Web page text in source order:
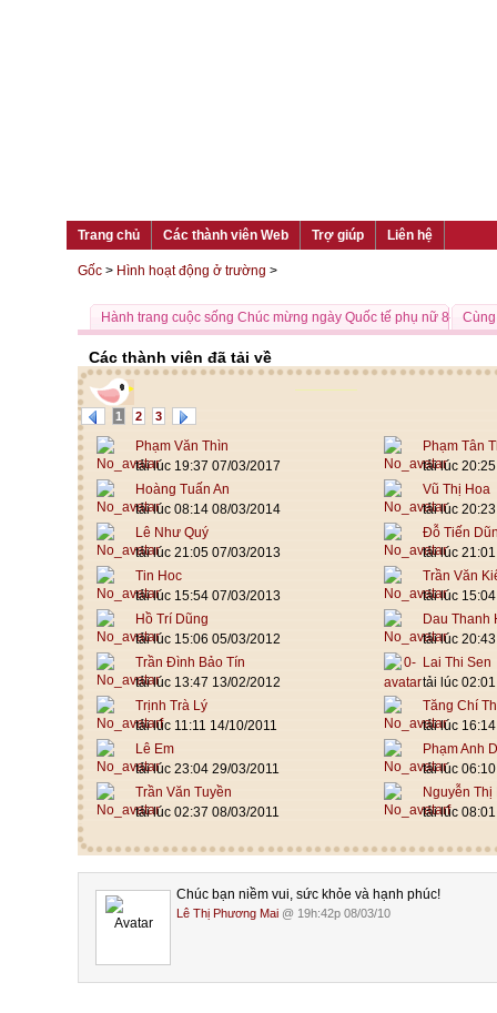
Trang chủ Các thành viên Web Trợ giúp Liên hệ
Gốc > Hình hoạt động ở trường >
Hành trang cuộc sống Chúc mừng ngày Quốc tế phụ nữ 8-3!
Các thành viên đã tải về
1 2 3
Phạm Văn Thìn
tải lúc 19:37 07/03/2017
Phạm Tân
tải lúc
Hoàng Tuấn An
tải lúc 08:14 08/03/2014
Vũ Thị Hoa
tải lúc
Lê Như Quý
tải lúc 21:05 07/03/2013
Đỗ Tiến
tải lúc
Tin Hoc
tải lúc 15:54 07/03/2013
Trần Văn
tải lúc
Hồ Trí Dũng
tải lúc 15:06 05/03/2012
Dau Thanh
tải lúc
Trần Đình Bảo Tín
tải lúc 13:47 13/02/2012
Lai Thi Sen
tải lúc
Trịnh Trà Lý
tải lúc 11:11 14/10/2011
Tăng Chí
tải lúc
Lê Em
tải lúc 23:04 29/03/2011
Phạm Anh
tải lúc
Trần Văn Tuyền
tải lúc 02:37 08/03/2011
Nguyễn Thị
tải lúc
Chúc bạn niềm vui, sức khỏe và hạnh phúc!
Lê Thị Phương Mai @ 19h:42p 08/03/10